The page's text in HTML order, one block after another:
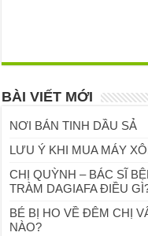
BÀI VIẾT MỚI
NƠI BÁN TINH DẦU SẢ
LƯU Ý KHI MUA MÁY
CHỊ QUỲNH – BÁC SĨ
TRÀM DAGIAFA ĐIỀU
BÉ BỊ HO VỀ ĐÊM CHỊ
NÀO?